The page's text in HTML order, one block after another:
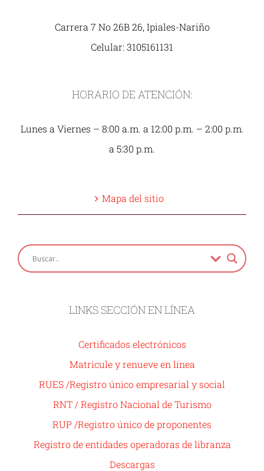
Carrera 7 No 26B 26, Ipiales-Nariño
Celular: 3105161131
HORARIO DE ATENCIÓN:
Lunes a Viernes – 8:00 a.m. a 12:00 p.m. – 2:00 p.m.
a 5:30 p.m.
Mapa del sitio
LINKS SECCIÓN EN LÍNEA
Certificados electrónicos
Matricule y renueve en línea
RUES /Registro único empresarial y social
RNT / Registro Nacional de Turismo
RUP /Registro único de proponentes
Registro de entidades operadoras de libranza
Descargas